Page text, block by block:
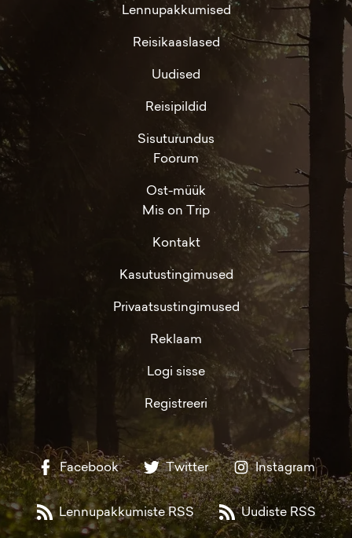
Lennupakkumised
Reisikaaslased
Uudised
Reisipildid
Sisuturundus
Foorum
Ost-müük
Mis on Trip
Kontakt
Kasutustingimused
Privaatsustingimused
Reklaam
Logi sisse
Registreeri
Facebook Twitter Instagram
Lennupakkumiste RSS Uudiste RSS